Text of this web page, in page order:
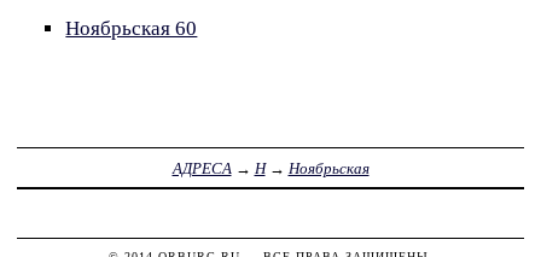
Ноябрьская 60
АДРЕСА → Н→ Ноябрьская